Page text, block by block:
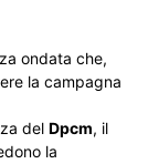
ondata che,
la campagna
del Dpcm, il
la